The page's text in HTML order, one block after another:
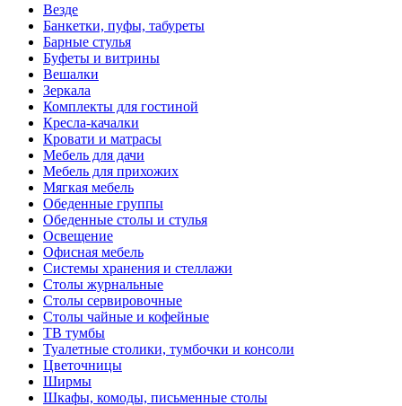
Везде
Банкетки, пуфы, табуреты
Барные стулья
Буфеты и витрины
Вешалки
Зеркала
Комплекты для гостиной
Кресла-качалки
Кровати и матрасы
Мебель для дачи
Мебель для прихожих
Мягкая мебель
Обеденные группы
Обеденные столы и стулья
Освещение
Офисная мебель
Системы хранения и стеллажи
Столы журнальные
Столы сервировочные
Столы чайные и кофейные
ТВ тумбы
Туалетные столики, тумбочки и консоли
Цветочницы
Ширмы
Шкафы, комоды, письменные столы